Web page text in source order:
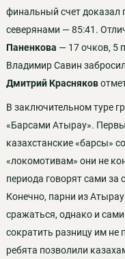
финальный счет доказал
северянами — 85:41.
Паненкова — 17 очков, 5
Владимир Савин
Дмитрий Красняков
В заключительном туре
«Барсами Атырау».
казахстанские «барсы»
«локомотивам» они не
периода говорят сами за
Конечно, парни из
сражаться, однако и
сократить разницу им не
ребята позволили